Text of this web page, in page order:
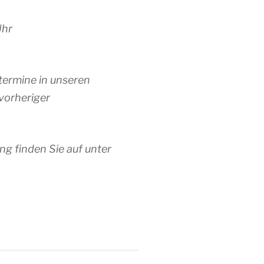
in unseren
finden Sie auf unter